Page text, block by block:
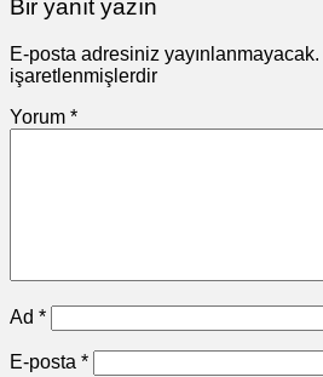
Bir yanıt yazın
E-posta adresiniz yayınlanmayacak.
işaretlenmişlerdir
Yorum *
Ad *
E-posta *